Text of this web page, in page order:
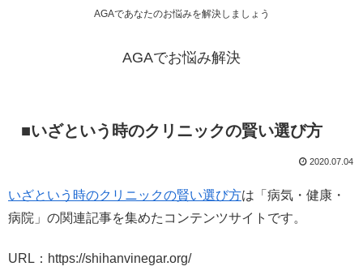
AGAであなたのお悩みを解決しましょう
AGAでお悩み解決
■いざという時のクリニックの賢い選び方
2020.07.04
いざという時のクリニックの賢い選び方は「病気・健康・
病院」の関連記事を集めたコンテンツサイトです。
URL：https://shihanvinegar.org/